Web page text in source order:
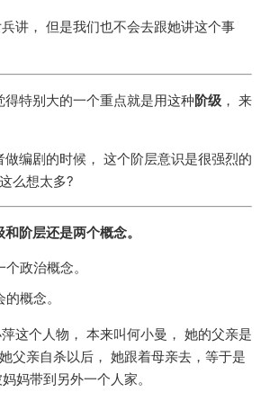
讲， 但是我们也不会去跟她讲这个事
特别大的一个重点就是用这种阶级 ， 来
编剧的时候， 这个阶层意识是很强烈的
么想太多?
和阶层还是两个概念。
个政治概念。
概念。
这个人物， 本来叫何小曼， 她的父亲是
父亲自杀以后， 她跟着母亲去，等于是
妈带到另外一个人家。